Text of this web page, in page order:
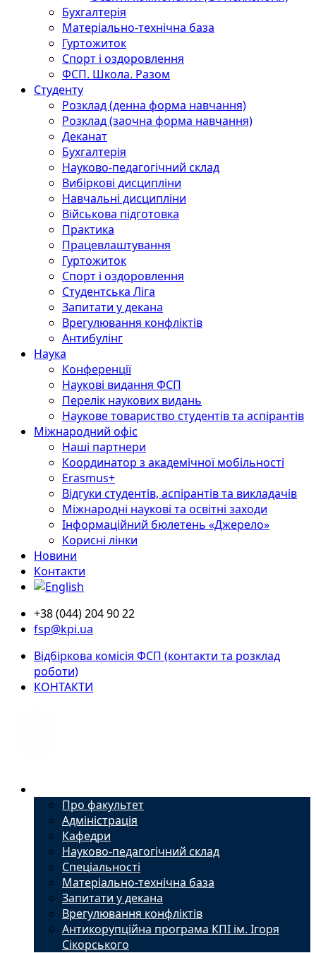
Бухгалтерія
Матеріально-технічна база
Гуртожиток
Спорт і оздоровлення
ФСП. Школа. Разом
Студенту
Розклад (денна форма навчання)
Розклад (заочна форма навчання)
Деканат
Бухгалтерія
Науково-педагогічний склад
Вибіркові дисципліни
Навчальні дисципліни
Військова підготовка
Практика
Працевлаштування
Гуртожиток
Спорт і оздоровлення
Студентська Ліга
Запитати у декана
Врегулювання конфліктів
Антибулінг
Наука
Конференції
Наукові видання ФСП
Перелік наукових видань
Наукове товариство студентів та аспірантів
Міжнародний офіс
Наші партнери
Координатор з академічної мобільності
Erasmus+
Відгуки студентів, аспірантів та викладачів
Міжнародні наукові та освітні заходи
Інформаційний бюлетень «Джерело»
Корисні лінки
Новини
Контакти
+38 (044) 204 90 22
fsp@kpi.ua
Відбіркова комісія ФСП (контакти та розклад
роботи)
КОНТАКТИ
Про факультет
Адміністрація
Кафедри
Науково-педагогічний склад
Спеціальності
Матеріально-технічна база
Запитати у декана
Врегулювання конфліктів
Антикорупційна програма КПІ ім. Ігоря
Сікорського